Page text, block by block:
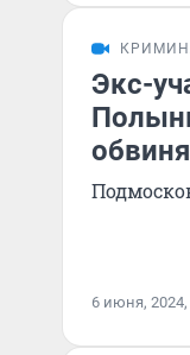
Экс-
6 июня, 2024,